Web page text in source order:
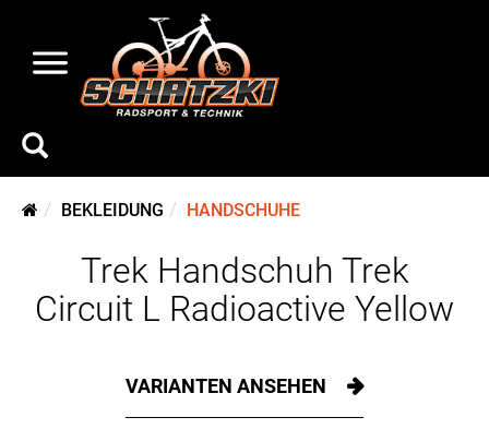
BEKLEIDUNG HANDSCHUHE
Trek Handschuh Trek
Circuit L Radioactive Yellow
VARIANTEN ANSEHEN